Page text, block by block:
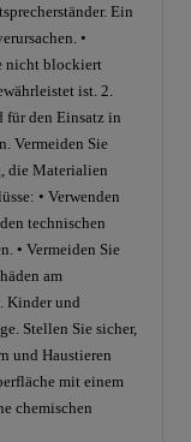
Ein
•
nicht blockiert
ist. 2.
für den Einsatz in
Vermeiden Sie
die Materialien
• Verwenden
technischen
• Vermeiden Sie
am
Kinder und
Stellen Sie sicher,
und Haustieren
mit einem
chemischen